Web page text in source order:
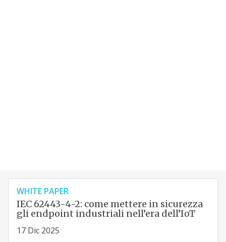
WHITE PAPER
IEC 62443-4-2: come mettere in sicurezza
gli endpoint industriali nell’era dell’IoT
17 Dic 2025